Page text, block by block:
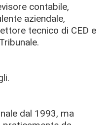
contabile,
aziendale,
tecnico di CED e
dal 1993, ma